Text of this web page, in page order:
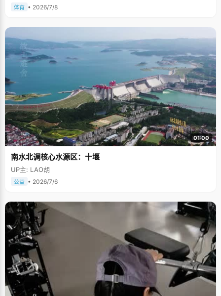
体育 • 2026/7/8
01:00
南水北调核心水源区：十堰
UP主: LAO胡
公益 • 2026/7/6